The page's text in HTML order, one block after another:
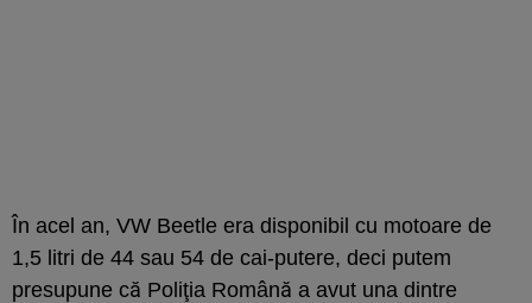
În acel an, VW Beetle era disponibil cu motoare de
1,5 litri de 44 sau 54 de cai-putere, deci putem
presupune că Poliţia Română a avut una dintre